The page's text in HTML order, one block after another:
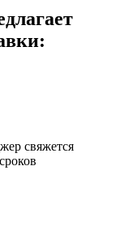
свяжется